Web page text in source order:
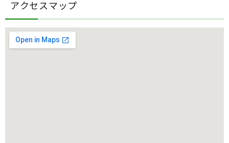
アクセスマップ